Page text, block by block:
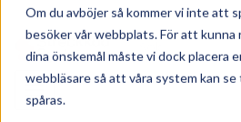
Om du avböjer så kommer vi inte att
besöker vår webbplats. För att kunna
dina önskemål måste vi dock placera
webbläsare så att våra system kan
spåras.
010-162 61 90